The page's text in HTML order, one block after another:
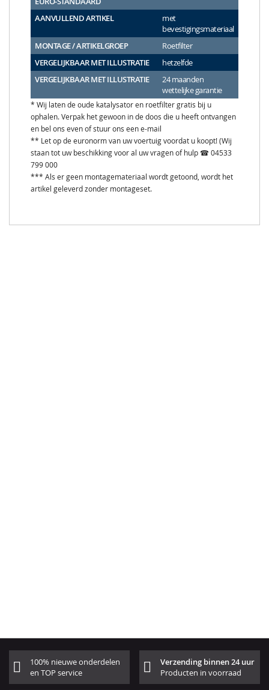
AANVULLEND ARTIKEL
met
bevestigingsmateriaal
MONTAGE / ARTIKELGROEP
Roetfilter
VERGELIJKBAAR MET ILLUSTRATIE
hetzelfde
VERGELIJKBAAR MET ILLUSTRATIE
24 maanden
wettelijke garantie
* Wij laten de oude katalysator en roetfilter gratis bij u
ophalen. Verpak het gewoon in de doos die u heeft ontvangen
en bel ons even of stuur ons een e-mail
** Let op de euronorm van uw voertuig voordat u koopt! (Wij
staan tot uw beschikking voor al uw vragen of hulp ☎ 04533
799 000
*** Als er geen montagemateriaal wordt getoond, wordt het
artikel geleverd zonder montageset.
100% nieuwe onderdelen
en TOP service
Verzending binnen 24 uur
Producten in voorraad